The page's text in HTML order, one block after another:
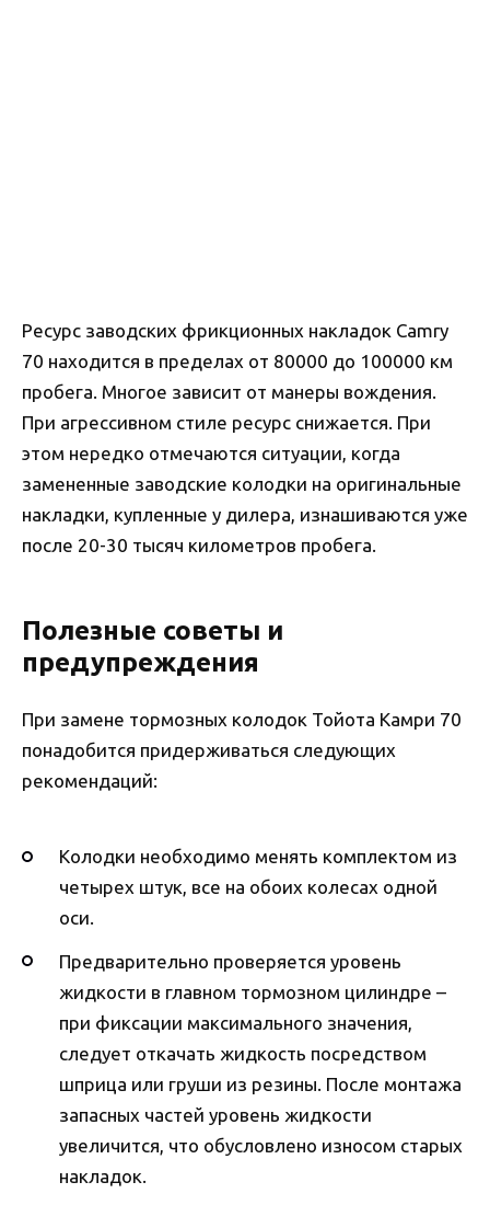
Ресурс заводских фрикционных накладок Camry
70 находится в пределах от 80000 до 100000 км
пробега. Многое зависит от манеры вождения.
При агрессивном стиле ресурс снижается. При
этом нередко отмечаются ситуации, когда
замененные заводские колодки на оригинальные
накладки, купленные у дилера, изнашиваются уже
после 20-30 тысяч километров пробега.
Полезные советы и
предупреждения
При замене тормозных колодок Тойота Камри 70
понадобится придерживаться следующих
рекомендаций:
Колодки необходимо менять комплектом из
четырех штук, все на обоих колесах одной
оси.
Предварительно проверяется уровень
жидкости в главном тормозном цилиндре –
при фиксации максимального значения,
следует откачать жидкость посредством
шприца или груши из резины. После монтажа
запасных частей уровень жидкости
увеличится, что обусловлено износом старых
накладок.